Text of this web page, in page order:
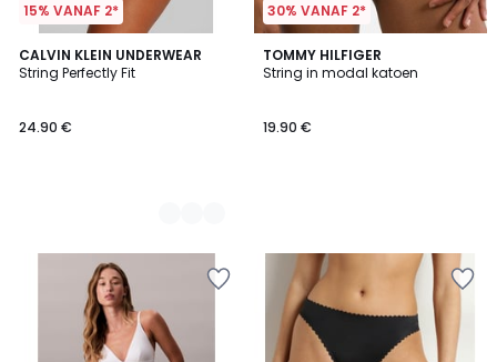
15% VANAF 2*
CALVIN KLEIN UNDERWEAR
String Perfectly Fit
24.90 €
2
Kleuren
30% VANAF 2*
TOMMY HILFIGER
String in modal katoen
19.90 €